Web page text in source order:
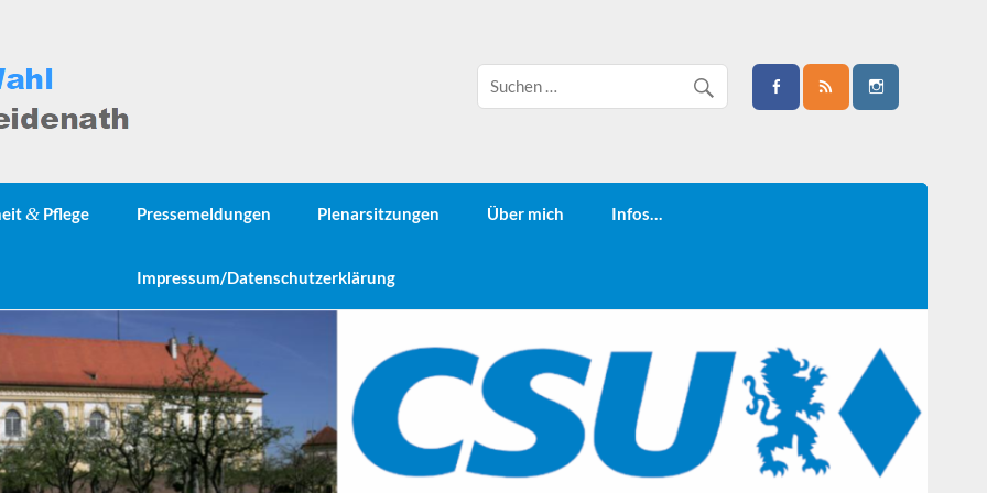
& Pflege Pressemeldungen Plenarsitzungen Über mich Infos…
Impressum/Datenschutzerklärung